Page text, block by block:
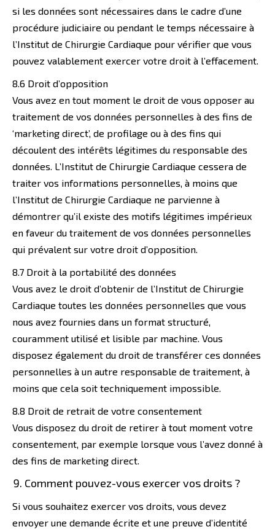
si les données sont nécessaires dans le cadre d’une
procédure judiciaire ou pendant le temps nécessaire à
l’Institut de Chirurgie Cardiaque pour vérifier que vous
pouvez valablement exercer votre droit à l’effacement.
8.6 Droit d’opposition
Vous avez en tout moment le droit de vous opposer au
traitement de vos données personnelles à des fins de
‘marketing direct’, de profilage ou à des fins qui
découlent des intérêts légitimes du responsable des
données. L’Institut de Chirurgie Cardiaque cessera de
traiter vos informations personnelles, à moins que
l’Institut de Chirurgie Cardiaque ne parvienne à
démontrer qu’il existe des motifs légitimes impérieux
en faveur du traitement de vos données personnelles
qui prévalent sur votre droit d’opposition.
8.7 Droit à la portabilité des données
Vous avez le droit d’obtenir de l’Institut de Chirurgie
Cardiaque toutes les données personnelles que vous
nous avez fournies dans un format structuré,
couramment utilisé et lisible par machine. Vous
disposez également du droit de transférer ces données
personnelles à un autre responsable de traitement, à
moins que cela soit techniquement impossible.
8.8 Droit de retrait de votre consentement
Vous disposez du droit de retirer à tout moment votre
consentement, par exemple lorsque vous l’avez donné à
des fins de marketing direct.
Comment pouvez-vous exercer vos droits ?
Si vous souhaitez exercer vos droits, vous devez
envoyer une demande écrite et une preuve d’identité